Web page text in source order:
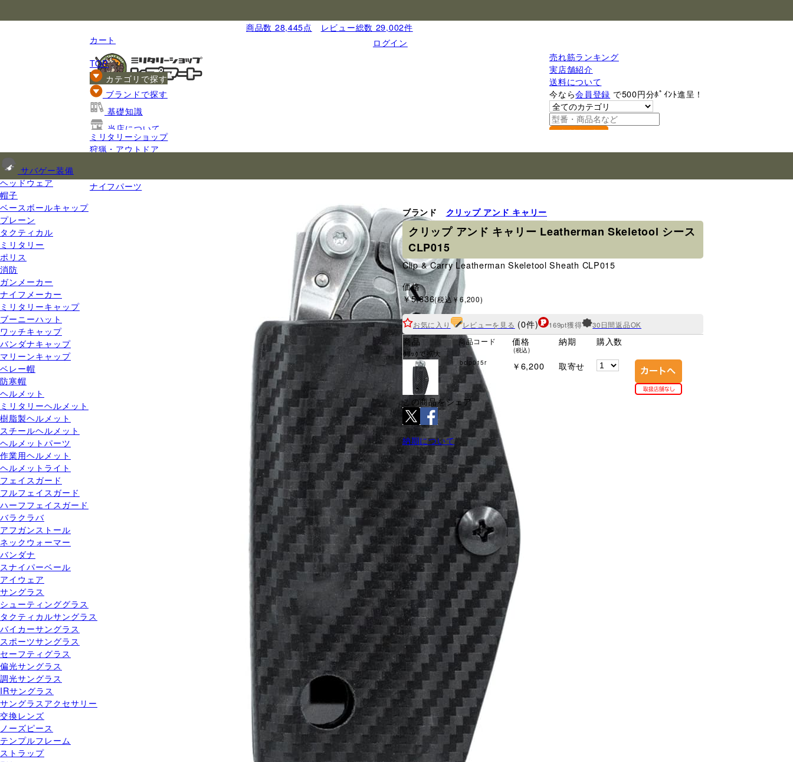
商品数 28,445点
レビュー総数 29,002件
ログイン
カート
売れ筋ランキング
実店舗紹介
送料について
今なら会員登録 で500円分ﾎﾟｲﾝﾄ進呈！
TOP
カテゴリで探す
サバゲー装備
ヘッドウェア
帽子
ベースボールキャップ
プレーン
タクティカル
ミリタリー
ポリス
消防
ガンメーカー
ナイフメーカー
ミリタリーキャップ
ブーニーハット
ワッチキャップ
バンダナキャップ
マリーンキャップ
ベレー帽
防寒帽
ヘルメット
ミリタリーヘルメット
樹脂製ヘルメット
スチールヘルメット
ヘルメットパーツ
作業用ヘルメット
ヘルメットライト
フェイスガード
フルフェイスガード
ハーフフェイスガード
バラクラバ
アフガンストール
ネックウォーマー
バンダナ
スナイパーベール
アイウェア
サングラス
シューティンググラス
タクティカルサングラス
バイカーサングラス
スポーツサングラス
セーフティグラス
偏光サングラス
調光サングラス
IRサングラス
サングラスアクセサリー
交換レンズ
ノーズピース
テンプルフレーム
ストラップ
ブランドで探す
基礎知識
当店について
ご利用ガイド
ミリタリーショップ
狩猟・アウトドア
ナイフパーツ
ブランド クリップ アンド キャリー
クリップ アンド キャリー Leatherman Skeletool シース
CLP015
Clip & Carry Leatherman Skeletool Sheath CLP015
価格
￥5,636(税込￥6,200)
お気に入り レビューを見る (0件) 169pt獲得 30日間返品OK
商品
ｸﾘｯｸで拡大
商品コード 価格
(税込)
納期 購入数
bclp015r ￥6,200 取寄せ
この商品をシェア
納期について